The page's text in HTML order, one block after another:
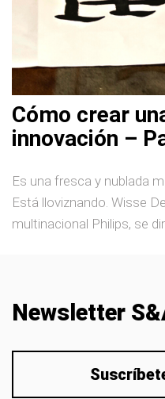
Cómo crear
innovación –
Es una fresca y nublada
Está lloviznando. Wisse
multinacional Philips, se
Newsletter